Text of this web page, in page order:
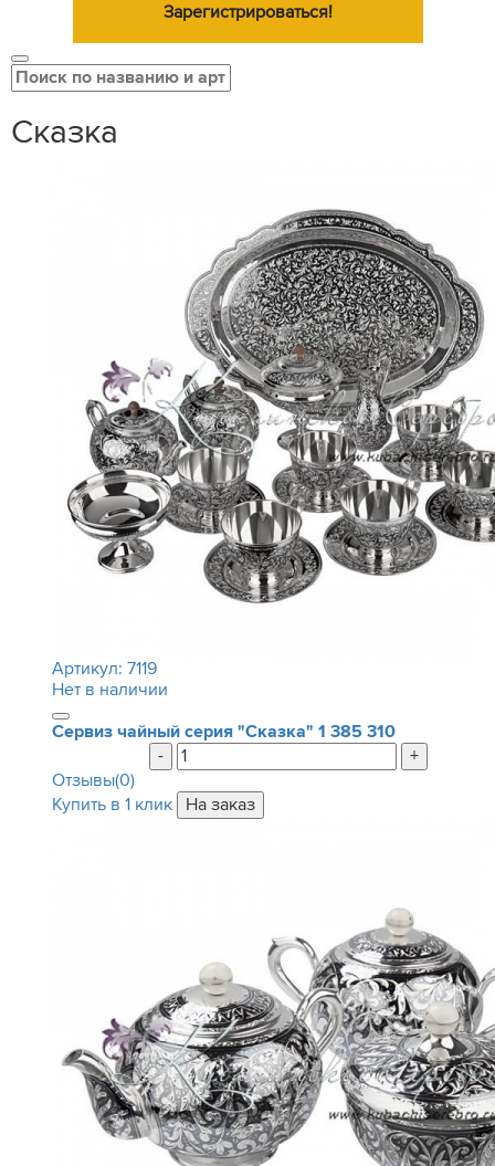
Зарегистрироваться!
Сказка
Артикул:7119
Нет в наличии
Сервиз чайный серия "Сказка"1 385 310
-
+
Отзывы(0)
Купить в 1 клик